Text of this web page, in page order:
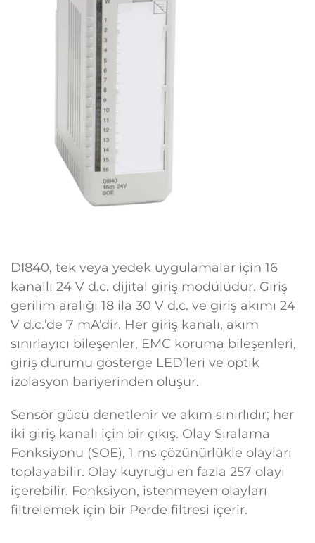
DI840, tek veya yedek uygulamalar için 16
kanallı 24 V d.c. dijital giriş modülüdür. Giriş
gerilim aralığı 18 ila 30 V d.c. ve giriş akımı 24
V d.c.’de 7 mA’dir. Her giriş kanalı, akım
sınırlayıcı bileşenler, EMC koruma bileşenleri,
giriş durumu gösterge LED’leri ve optik
izolasyon bariyerinden oluşur.
Sensör gücü denetlenir ve akım sınırlıdır; her
iki giriş kanalı için bir çıkış. Olay Sıralama
Fonksiyonu (SOE), 1 ms çözünürlükle olayları
toplayabilir. Olay kuyruğu en fazla 257 olayı
içerebilir. Fonksiyon, istenmeyen olayları
filtrelemek için bir Perde filtresi içerir.